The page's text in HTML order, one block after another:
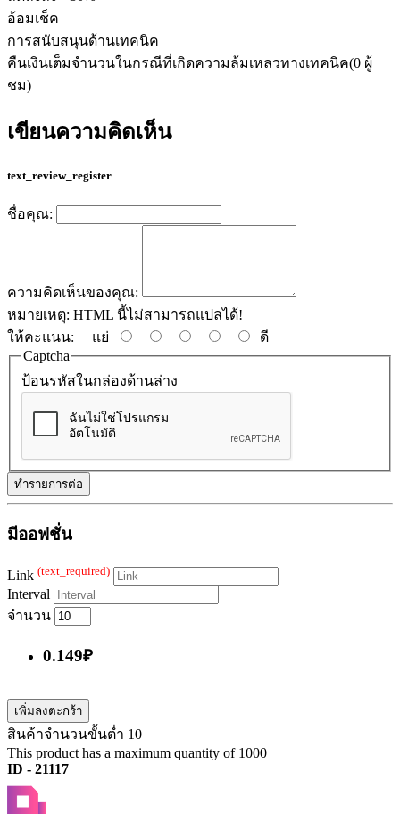
อ้อมเช็ค
การสนับสนุนด้านเทคนิค
คืนเงินเต็มจำนวนในกรณีที่เกิดความล้มเหลวทางเทคนิค(0 ผู้
ชม)
เขียนความคิดเห็น
text_review_register
ชื่อคุณ:
ความคิดเห็นของคุณ:
หมายเหตุ: HTML นี้ไม่สามารถแปลได้!
ให้คะแนน: แย่
ดี
Captcha
ป้อนรหัสในกล่องด้านล่าง
ทำรายการต่อ
มีออฟชั่น
Link (text_required)
Interval
จำนวน
0.149₽
เพิ่มลงตะกร้า
สินค้าจำนวนขั้นต่ำ 10
This product has a maximum quantity of 1000
ID - 21117